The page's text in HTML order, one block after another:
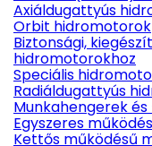
Axiáldugattyús
Orbit hidromotorok
Biztonsági,
hidromotorokhoz
Speciális
Radiáldugattyús
Munkahengerek
Egyszeres
Kettős működésű